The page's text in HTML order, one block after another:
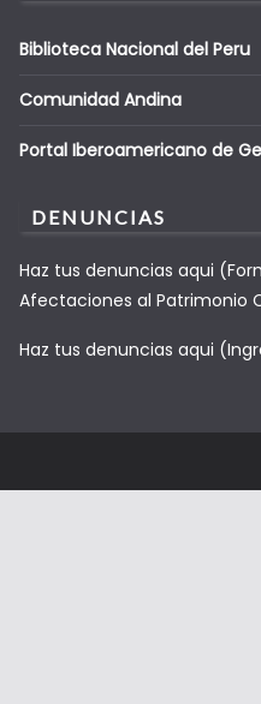
Biblioteca Nacional del Peru
Comunidad Andina
Portal Iberoamericano de
DENUNCIAS
Haz tus denuncias aqui
Afectaciones al Patrimonio
Haz tus denuncias aqui